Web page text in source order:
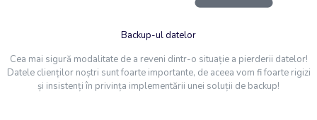
Backup-ul datelor
Cea mai sigură modalitate de a reveni dintr-o situație a pierderii datelor!
Datele clienților noștri sunt foarte importante, de aceea vom fi foarte rigizi
și insistenți în privința implementării unei soluții de backup!